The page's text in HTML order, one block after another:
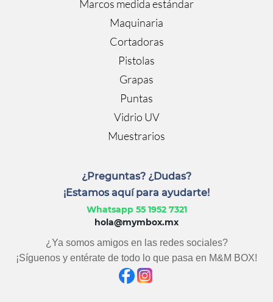
Marcos medida estándar
Maquinaria
Cortadoras
Pistolas
Grapas
Puntas
Vidrio UV
Muestrarios
¿Preguntas? ¿Dudas?
¡Estamos aquí para ayudarte!
Whatsapp 55 1952 7321
hola@mymbox.mx
¿Ya somos amigos en las redes sociales?
¡Síguenos y entérate de todo lo que pasa en M&M BOX!